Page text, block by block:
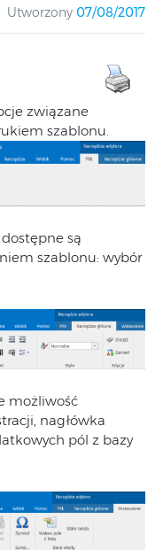
Utworzony 07/08/2017
związane
szablonu.
dostępne są
szablonu: wybór
możliwość
nagłówka
pól z bazy